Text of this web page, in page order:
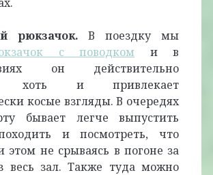
рюкзачок.В поездку мы
с поводком и в
он действительно
хоть и привлекает
косые взгляды. В очередях
бывает легче выпустить
и посмотреть, что
этом не срываясь в погоне за
весь зал. Также туда можно